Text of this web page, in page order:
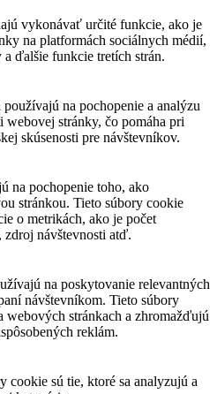
vykonávať určité funkcie, ako je
na platformách sociálnych médií,
ďalšie funkcie tretích strán.
na pochopenie a analýzu
stránky, čo pomáha pri
skúsenosti pre návštevníkov.
na pochopenie toho, ako
stránkou. Tieto súbory cookie
o metrikách, ako je počet
zdroj návštevnosti atď.
na poskytovanie relevantných
návštevníkom. Tieto súbory
webových stránkach a zhromažďujú
reklám.
cookie sú tie, ktoré sa analyzujú a